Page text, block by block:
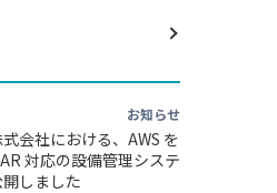
お知らせ
会社における、AWS を
対応の設備管理システ
しました